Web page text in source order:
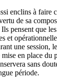
enclins à faire
de sa
pensent que
et
une session,
en place du
sans
période.